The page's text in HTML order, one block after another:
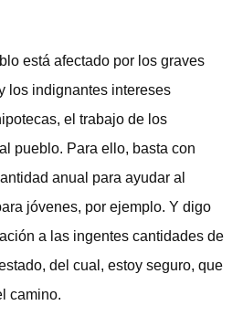
está afectado por los graves
los indignantes intereses
el trabajo de los
pueblo. Para ello, basta con
anual para ayudar al
jóvenes, por ejemplo. Y digo
a las ingentes cantidades de
del cual, estoy seguro, que
camino.